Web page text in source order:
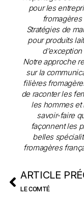
pour les
fromagères
Stratégies de
pour produits
d'exception
Notre approche
sur la
filières
de raconter les
les hommes et
savoir-faire
façonnent les
belles
fromagères
LE COMTÉ